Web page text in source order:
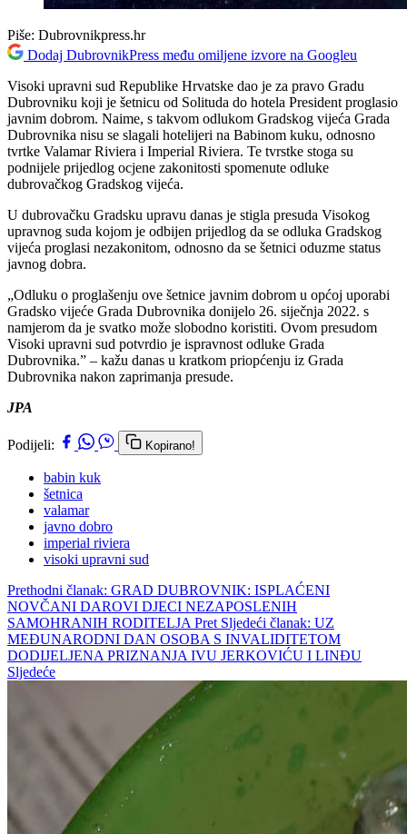
Piše: Dubrovnikpress.hr
Dodaj DubrovnikPress među omiljene izvore na Googleu
Visoki upravni sud Republike Hrvatske dao je za pravo Gradu
Dubrovniku koji je šetnicu od Solituda do hotela President proglasio
javnim dobrom. Naime, s takvom odlukom Gradskog vijeća Grada
Dubrovnika nisu se slagali hotelijeri na Babinom kuku, odnosno
tvrtke Valamar Riviera i Imperial Riviera. Te tvrstke stoga su
podnijele prijedlog ocjene zakonitosti spomenute odluke
dubrovačkog Gradskog vijeća.
U dubrovačku Gradsku upravu danas je stigla presuda Visokog
upravnog suda kojom je odbijen prijedlog da se odluka Gradskog
vijeća proglasi nezakonitom, odnosno da se šetnici oduzme status
javnog dobra.
„Odluku o proglašenju ove šetnice javnim dobrom u općoj uporabi
Gradsko vijeće Grada Dubrovnika donijelo 26. siječnja 2022. s
namjerom da je svatko može slobodno koristiti. Ovom presudom
Visoki upravni sud potvrdio je ispravnost odluke Grada
Dubrovnika.” – kažu danas u kratkom priopćenju iz Grada
Dubrovnika nakon zaprimanja presude.
JPA
Podijeli: Kopirano!
babin kuk
šetnica
valamar
javno dobro
imperial riviera
visoki upravni sud
Prethodni članak: GRAD DUBROVNIK: ISPLAĆENI
NOVČANI DAROVI DJECI NEZAPOSLENIH
SAMOHRANIH RODITELJA Pret Sljedeći članak: UZ
MEĐUNARODNI DAN OSOBA S INVALIDITETOM
DODIJELJENA PRIZNANJA IVU JERKOVIĆU I LINĐU
Sljedeće